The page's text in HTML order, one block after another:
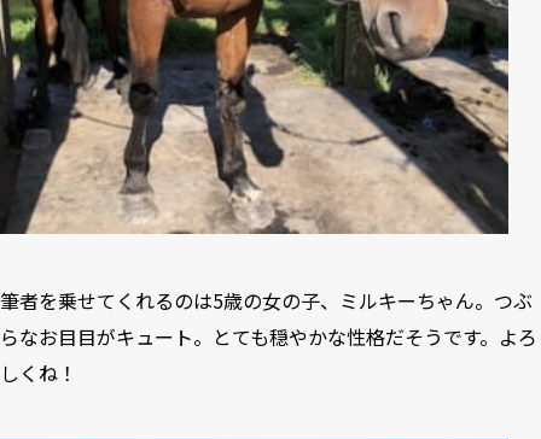
筆者を乗せてくれるのは5歳の女の子、ミルキーちゃん。つぶ
らなお目目がキュート。とても穏やかな性格だそうです。よろ
しくね！